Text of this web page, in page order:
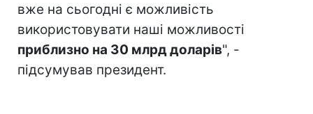
вже на сьогодні є можливість
використовувати наші можливості
приблизно на 30 млрд доларів", -
підсумував президент.